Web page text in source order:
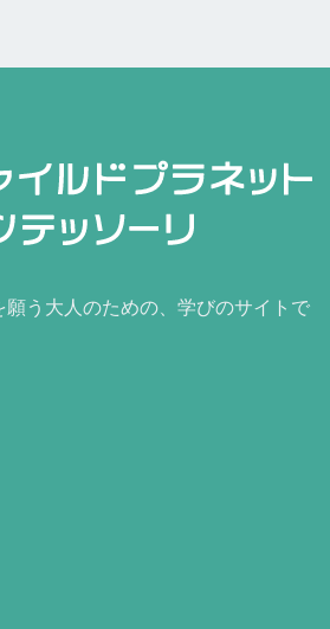
う大人のための、学びのサイトで